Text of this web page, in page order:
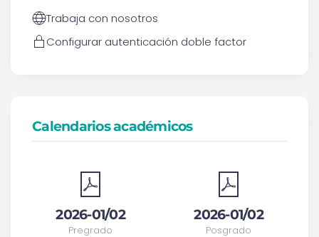
Trabaja con nosotros
Configurar autenticación doble factor
Calendarios académicos
2026-01/02
Pregrado
2026-01/02
Posgrado